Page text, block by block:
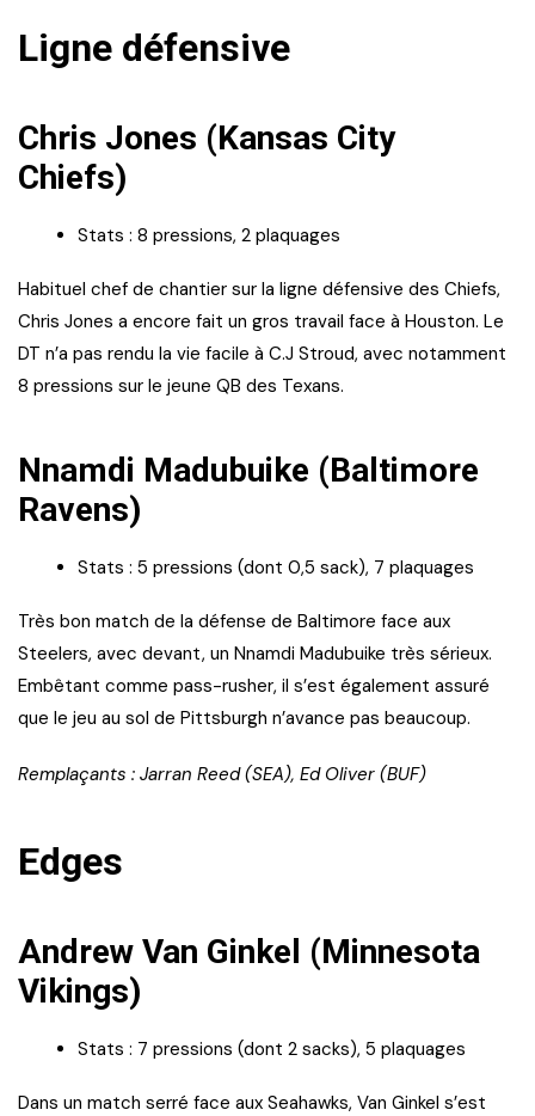
Ligne défensive
Chris Jones (Kansas City
Chiefs)
Stats : 8 pressions, 2 plaquages
Habituel chef de chantier sur la ligne défensive des Chiefs,
Chris Jones a encore fait un gros travail face à Houston. Le
DT n’a pas rendu la vie facile à C.J Stroud, avec notamment
8 pressions sur le jeune QB des Texans.
Nnamdi Madubuike (Baltimore
Ravens)
Stats : 5 pressions (dont 0,5 sack), 7 plaquages
Très bon match de la défense de Baltimore face aux
Steelers, avec devant, un Nnamdi Madubuike très sérieux.
Embêtant comme pass-rusher, il s’est également assuré
que le jeu au sol de Pittsburgh n’avance pas beaucoup.
Remplaçants : Jarran Reed (SEA), Ed Oliver (BUF)
Edges
Andrew Van Ginkel (Minnesota
Vikings)
Stats : 7 pressions (dont 2 sacks), 5 plaquages
Dans un match serré face aux Seahawks, Van Ginkel s’est